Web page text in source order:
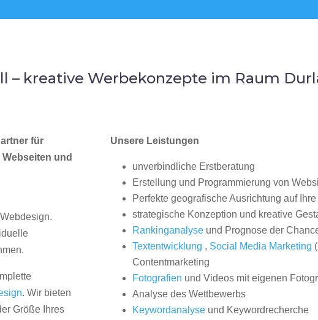
– kreative Werbekonzepte im Raum
für
und
. Wir bieten
Größe Ihres
Unsere Leistungen
unverbindliche Erstberatung
Erstellung und Programmierung von
Perfekte geografische Ausrichtung auf
strategische Konzeption und kreative
Rankinganalyseund Prognose der
Textentwicklung , Social Media Marketing (
Contentmarketing
Fotografien und Videos mit eigenen
Analyse des Wettbewerbs
Keywordanalyseund Keywordrecherche